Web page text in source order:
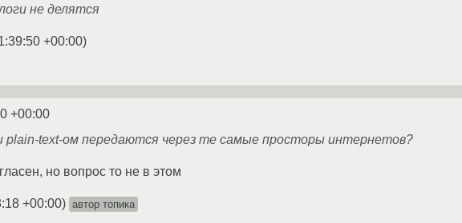
не делятся
+00:00)
+00:00
plain-text-ом передаются через те самые просторы интернетов?
но вопрос то не в этом
+00:00) автор топика